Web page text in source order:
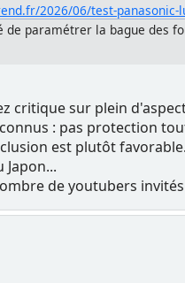
2026/06/test-panasonic-
de paramétrer la bague des
critique sur plein
: pas protection
est plutôt favorable.
de youtubers